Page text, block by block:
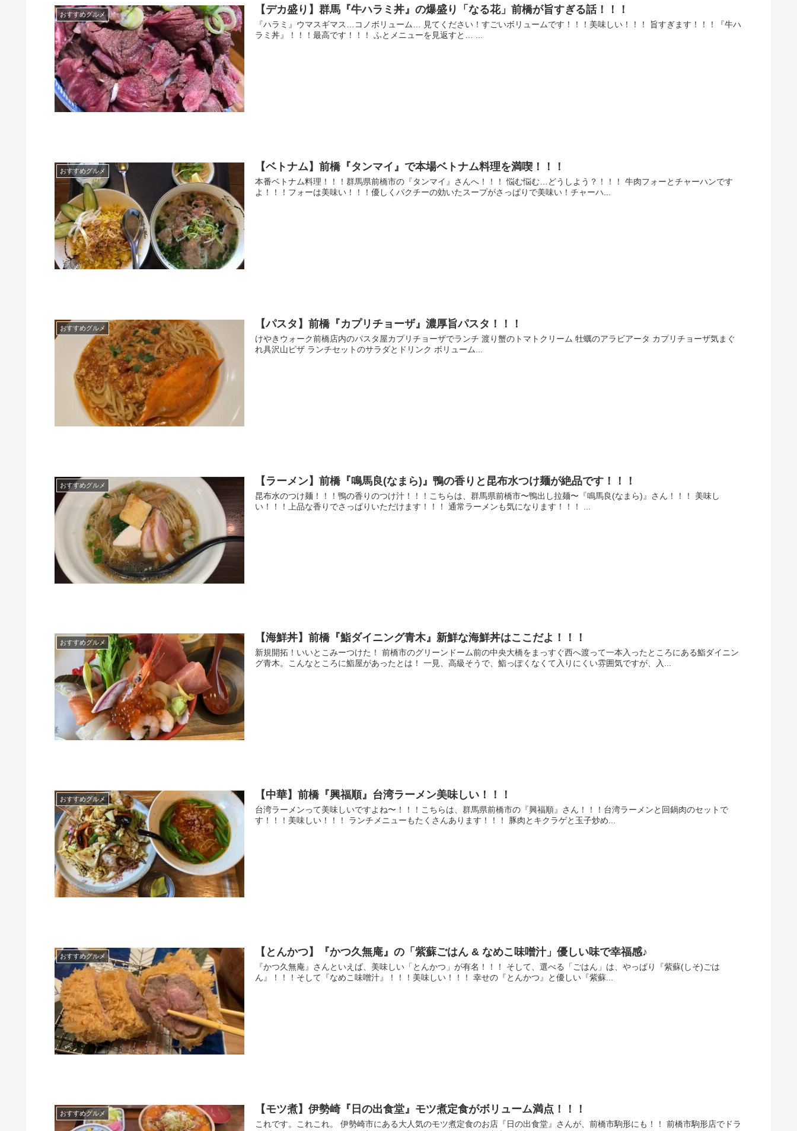
おすすめグルメ 【デカ盛り】群馬『牛ハラミ丼』の爆盛り「なる花」前橋が旨すぎる話！！！
『ハラミ』ウマスギマス…コノボリューム… 見てください！すごいボリュームです！！！美味しい！！！ 旨すぎます！！！『牛ハ
ラミ丼』！！！最高です！！！ ふとメニューを見返すと… ...
おすすめグルメ 【ベトナム】前橋『タンマイ』で本場ベトナム料理を満喫！！！
本番ベトナム料理！！！群馬県前橋市の『タンマイ』さんへ！！！ 悩む悩む…どうしよう？！！！ 牛肉フォーとチャーハンです
よ！！！フォーは美味い！！！優しくパクチーの効いたスープがさっぱりで美味い！チャーハ...
おすすめグルメ 【パスタ】前橋『カプリチョーザ』濃厚旨パスタ！！！
けやきウォーク前橋店内のパスタ屋カプリチョーザでランチ 渡り蟹のトマトクリーム 牡蠣のアラビアータ カプリチョーザ気まぐ
れ具沢山ピザ ランチセットのサラダとドリンク ボリューム...
おすすめグルメ 【ラーメン】前橋『鳴馬良(なまら)』鴨の香りと昆布水つけ麺が絶品です！！！
昆布水のつけ麺！！！鴨の香りのつけ汁！！！こちらは、群馬県前橋市〜鴨出し拉麺〜『鳴馬良(なまら)』さん！！！ 美味し
い！！！上品な香りでさっぱりいただけます！！！ 通常ラーメンも気になります！！！ ...
おすすめグルメ 【海鮮丼】前橋『鮨ダイニング青木』新鮮な海鮮丼はここだよ！！！
新規開拓！いいとこみーつけた！ 前橋市のグリーンドーム前の中央大橋をまっすぐ西へ渡って一本入ったところにある鮨ダイニン
グ青木。こんなところに鮨屋があったとは！ 一見、高級そうで、鮨っぽくなくて入りにくい雰囲気ですが、入...
おすすめグルメ 【中華】前橋『興福順』台湾ラーメン美味しい！！！
台湾ラーメンって美味しいですよね〜！！！こちらは、群馬県前橋市の『興福順』さん！！！台湾ラーメンと回鍋肉のセットで
す！！！美味しい！！！ ランチメニューもたくさんあります！！！ 豚肉とキクラゲと玉子炒め...
おすすめグルメ 【とんかつ】『かつ久無庵』の「紫蘇ごはん & なめこ味噌汁」優しい味で幸福感♪
『かつ久無庵』さんといえば、美味しい「とんかつ」が有名！！！ そして、選べる「ごはん」は、やっぱり『紫蘇(しそ)ごは
ん』！！！そして『なめこ味噌汁』！！！美味しい！！！ 幸せの『とんかつ』と優しい『紫蘇...
おすすめグルメ 【モツ煮】伊勢崎『日の出食堂』モツ煮定食がボリューム満点！！！
これです。これこれ。 伊勢崎市にある大人気のモツ煮定食のお店『日の出食堂』さんが、前橋市駒形にも！！ 前橋市駒形店でドラ